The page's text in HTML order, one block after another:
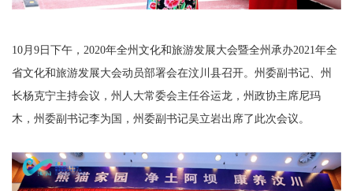
10月9日下午，2020年全州文化和旅游发展大会暨全州承办2021年全
省文化和旅游发展大会动员部署会在汶川县召开。州委副书记、州
长杨克宁主持会议，州人大常委会主任谷运龙，州政协主席尼玛
木，州委副书记李为国，州委副书记吴立岩出席了此次会议。